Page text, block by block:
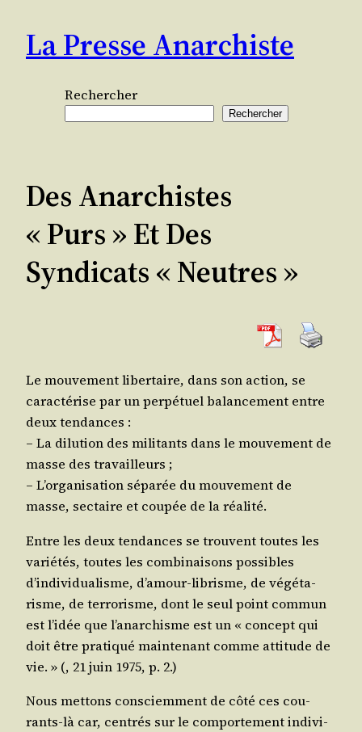
contenu
La Presse Anarchiste
Rechercher
Rechercher
Des Anarchistes
« Purs » Et Des
Syndicats « Neutres »
Le mou­ve­ment liber­taire, dans son action, se
carac­té­rise par un per­pé­tuel balan­ce­ment entre
deux tendances :
– La dilu­tion des mili­tants dans le mou­ve­ment de
masse des travailleurs ;
– L’organisation sépa­rée du mou­ve­ment de
masse, sec­taire et cou­pée de la réalité.
Entre les deux ten­dances se trouvent toutes les
varié­tés, toutes les com­bi­nai­sons pos­sibles
d’individualisme, d’amour-librisme, de végé­ta­
risme, de ter­ro­risme, dont le seul point com­mun
est l’idée que l’anarchisme est un « concept qui
doit être pra­ti­qué main­te­nant comme atti­tude de
vie. » (, 21 juin 1975, p. 2.)
Nous met­tons consciem­ment de côté ces cou­
rants-là car, cen­trés sur le com­por­te­ment indi­vi­